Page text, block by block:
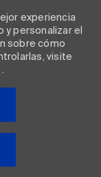
experiencia
y personalizar el
sobre cómo
visite
.